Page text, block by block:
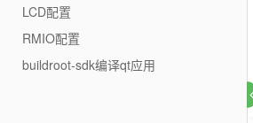
LCD配置
RMIO配置
buildroot-sdk编译qt应用